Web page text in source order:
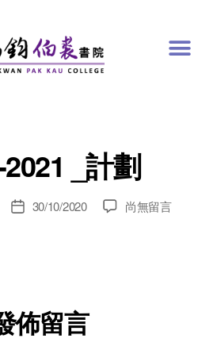
_計劃
30/10/2020 尚無留言
佈留言